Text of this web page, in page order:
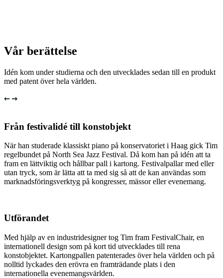
Vår berättelse
Idén kom under studierna och den utvecklades sedan till en produkt
med patent över hela världen.
Från festivalidé till konstobjekt
När han studerade klassiskt piano på konservatoriet i Haag gick Tim
regelbundet på North Sea Jazz Festival. Då kom han på idén att ta
fram en lättviktig och hållbar pall i kartong. Festivalpallar med eller
utan tryck, som är lätta att ta med sig så att de kan användas som
marknadsföringsverktyg på kongresser, mässor eller evenemang.
Utförandet
Med hjälp av en industridesigner tog Tim fram FestivalChair, en
internationell design som på kort tid utvecklades till rena
konstobjektet. Kartongpallen patenterades över hela världen och på
nolltid lyckades den erövra en framträdande plats i den
internationella evenemangsvärlden.